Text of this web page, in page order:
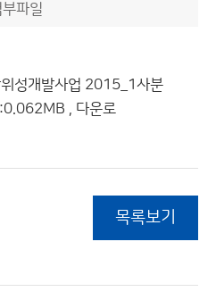
부파일
성개발사업 2015_1사분
, 다운로
목록보기